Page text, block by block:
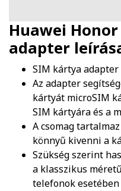
Huawei
adapter
SIM kártya
Az adapter
kártyát microSIM
SIM kártyára és a
A csomag
könnyű kivenni a
Szükség szerint
a klasszikus
telefonok esetében